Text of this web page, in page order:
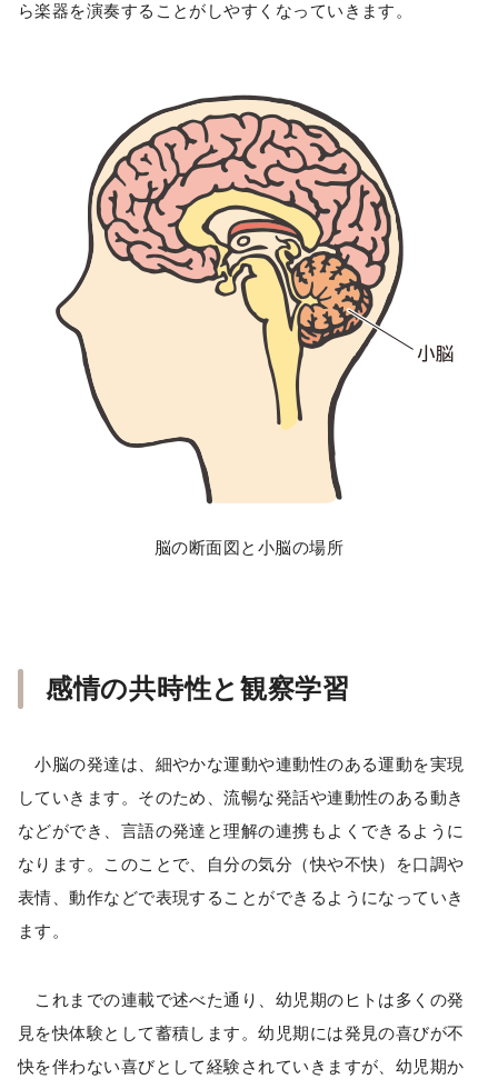
ら楽器を演奏することがしやすくなっていきます。
脳の断面図と小脳の場所
感情の共時性と観察学習
小脳の発達は、細やかな運動や連動性のある運動を実現
していきます。そのため、流暢な発話や連動性のある動き
などができ、言語の発達と理解の連携もよくできるように
なります。このことで、自分の気分（快や不快）を口調や
表情、動作などで表現することができるようになっていき
ます。
これまでの連載で述べた通り、幼児期のヒトは多くの発
見を快体験として蓄積します。幼児期には発見の喜びが不
快を伴わない喜びとして経験されていきますが、幼児期か